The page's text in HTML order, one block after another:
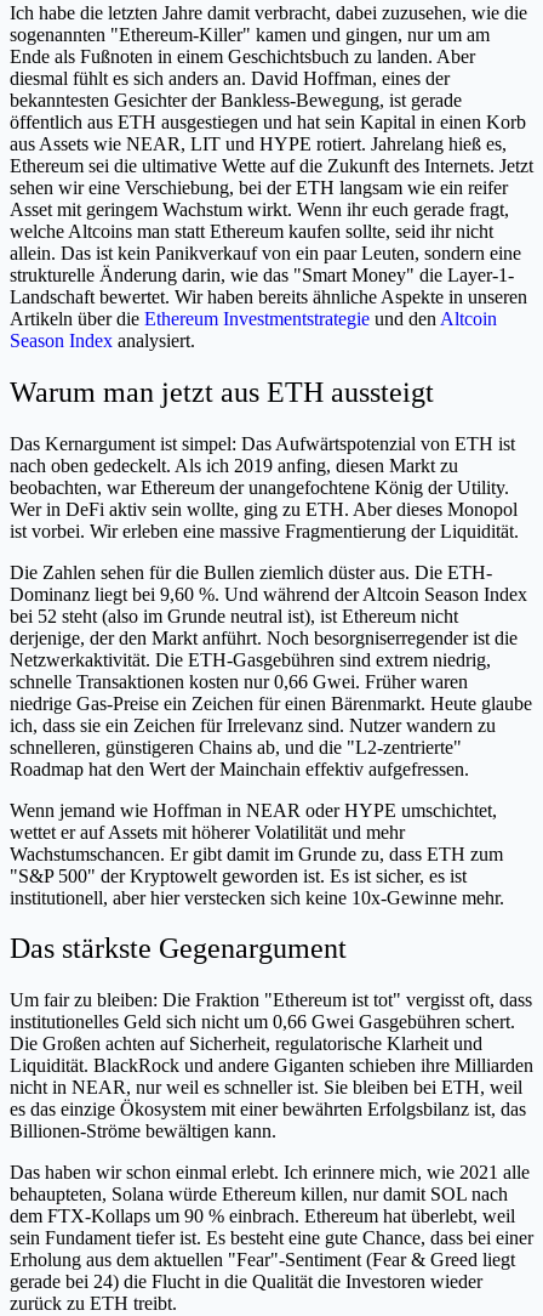
Ich habe die letzten Jahre damit verbracht, dabei zuzusehen, wie die
sogenannten "Ethereum-Killer" kamen und gingen, nur um am
Ende als Fußnoten in einem Geschichtsbuch zu landen. Aber
diesmal fühlt es sich anders an. David Hoffman, eines der
bekanntesten Gesichter der Bankless-Bewegung, ist gerade
öffentlich aus ETH ausgestiegen und hat sein Kapital in einen Korb
aus Assets wie NEAR, LIT und HYPE rotiert. Jahrelang hieß es,
Ethereum sei die ultimative Wette auf die Zukunft des Internets. Jetzt
sehen wir eine Verschiebung, bei der ETH langsam wie ein reifer
Asset mit geringem Wachstum wirkt. Wenn ihr euch gerade fragt,
welche Altcoins man statt Ethereum kaufen sollte, seid ihr nicht
allein. Das ist kein Panikverkauf von ein paar Leuten, sondern eine
strukturelle Änderung darin, wie das "Smart Money" die Layer-1-
Landschaft bewertet. Wir haben bereits ähnliche Aspekte in unseren
Artikeln über die Ethereum Investmentstrategie und den Altcoin
Season Index analysiert.
Warum man jetzt aus ETH aussteigt
Das Kernargument ist simpel: Das Aufwärtspotenzial von ETH ist
nach oben gedeckelt. Als ich 2019 anfing, diesen Markt zu
beobachten, war Ethereum der unangefochtene König der Utility.
Wer in DeFi aktiv sein wollte, ging zu ETH. Aber dieses Monopol
ist vorbei. Wir erleben eine massive Fragmentierung der Liquidität.
Die Zahlen sehen für die Bullen ziemlich düster aus. Die ETH-
Dominanz liegt bei 9,60 %. Und während der Altcoin Season Index
bei 52 steht (also im Grunde neutral ist), ist Ethereum nicht
derjenige, der den Markt anführt. Noch besorgniserregender ist die
Netzwerkaktivität. Die ETH-Gasgebühren sind extrem niedrig,
schnelle Transaktionen kosten nur 0,66 Gwei. Früher waren
niedrige Gas-Preise ein Zeichen für einen Bärenmarkt. Heute glaube
ich, dass sie ein Zeichen für Irrelevanz sind. Nutzer wandern zu
schnelleren, günstigeren Chains ab, und die "L2-zentrierte"
Roadmap hat den Wert der Mainchain effektiv aufgefressen.
Wenn jemand wie Hoffman in NEAR oder HYPE umschichtet,
wettet er auf Assets mit höherer Volatilität und mehr
Wachstumschancen. Er gibt damit im Grunde zu, dass ETH zum
"S&P 500" der Kryptowelt geworden ist. Es ist sicher, es ist
institutionell, aber hier verstecken sich keine 10x-Gewinne mehr.
Das stärkste Gegenargument
Um fair zu bleiben: Die Fraktion "Ethereum ist tot" vergisst oft, dass
institutionelles Geld sich nicht um 0,66 Gwei Gasgebühren schert.
Die Großen achten auf Sicherheit, regulatorische Klarheit und
Liquidität. BlackRock und andere Giganten schieben ihre Milliarden
nicht in NEAR, nur weil es schneller ist. Sie bleiben bei ETH, weil
es das einzige Ökosystem mit einer bewährten Erfolgsbilanz ist, das
Billionen-Ströme bewältigen kann.
Das haben wir schon einmal erlebt. Ich erinnere mich, wie 2021 alle
behaupteten, Solana würde Ethereum killen, nur damit SOL nach
dem FTX-Kollaps um 90 % einbrach. Ethereum hat überlebt, weil
sein Fundament tiefer ist. Es besteht eine gute Chance, dass bei einer
Erholung aus dem aktuellen "Fear"-Sentiment (Fear & Greed liegt
gerade bei 24) die Flucht in die Qualität die Investoren wieder
zurück zu ETH treibt.